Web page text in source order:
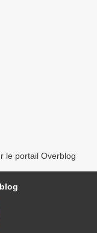
le portail Overblog